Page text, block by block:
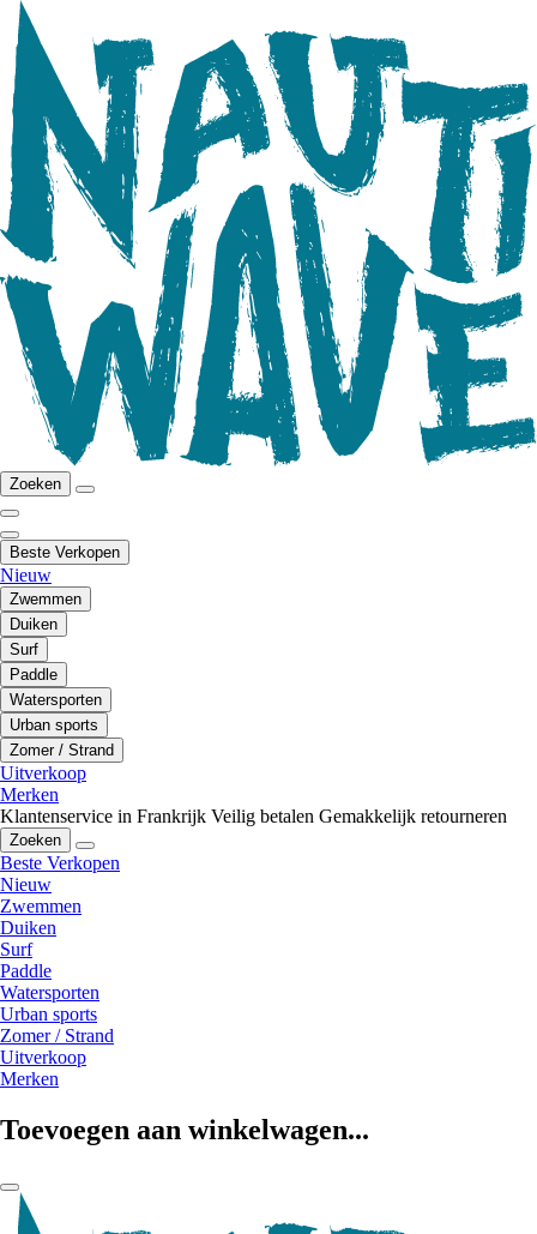
Zoeken
Beste Verkopen
Nieuw
Zwemmen
Duiken
Surf
Paddle
Watersporten
Urban sports
Zomer / Strand
Uitverkoop
Merken
Klantenservice in Frankrijk Veilig betalen Gemakkelijk retourneren
Zoeken
Beste Verkopen
Nieuw
Zwemmen
Duiken
Surf
Paddle
Watersporten
Urban sports
Zomer / Strand
Uitverkoop
Merken
Toevoegen aan winkelwagen...